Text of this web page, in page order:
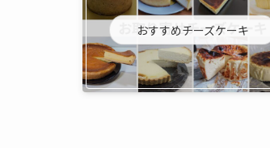
おすすめチーズケーキ